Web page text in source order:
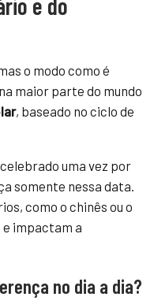
o modo como é
maior parte do mundo
, baseado no ciclo de
uma vez por
somente nessa data.
como o chinês ou o
impactam a
no dia a dia?